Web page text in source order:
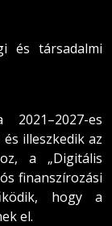
és társadalmi
es
illeszkedik az
a „Digitális
finanszírozási
hogy a
el.